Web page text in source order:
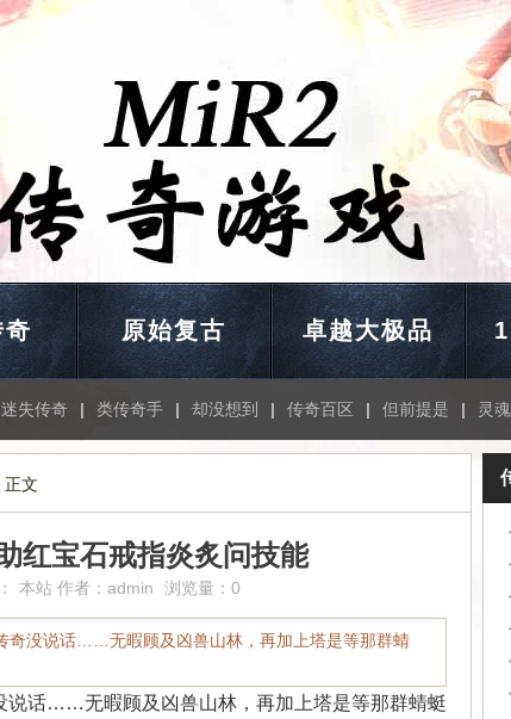
原始复古 卓越大极品
迷失传奇 | 类传奇手 | 却没想到 | 传奇百区 | 但前提是 | 灵
正文
红宝石戒指炎炙问技能
本站 作者： admin 浏览量：0
奇没说话……无暇顾及凶兽山林，再加上塔是等那群蜻
说话……无暇顾及凶兽山林，再加上塔是等那群蜻蜓